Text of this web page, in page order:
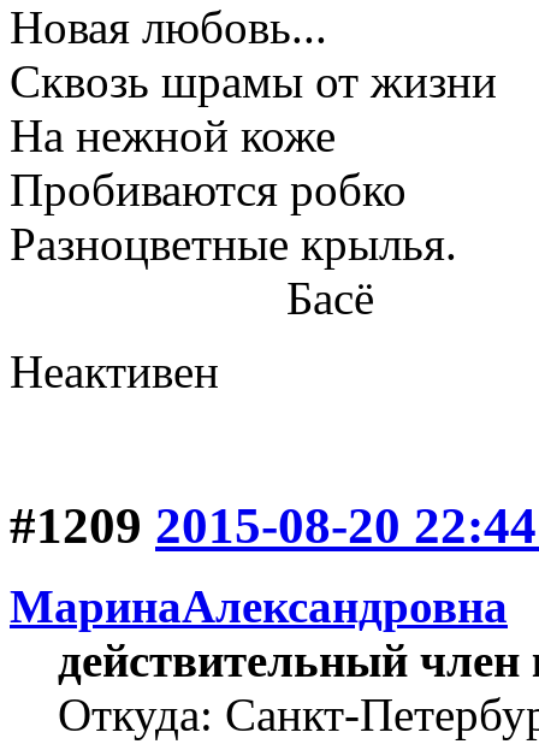
Новая любовь...
Сквозь шрамы от жизни
На нежной коже
Пробиваются робко
Разноцветные крылья.
Басё
Неактивен
#1209 2015-08-20
МаринаАлександровна
действительный член
Откуда: Cанкт-